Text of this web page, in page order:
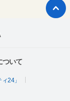
ついて
24」